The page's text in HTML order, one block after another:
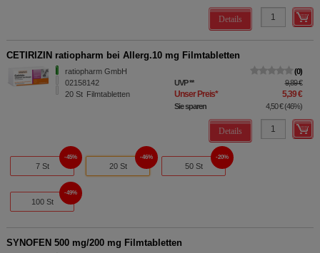
Details
CETIRIZIN ratiopharm bei Allerg.10 mg Filmtabletten
ratiopharm GmbH
02158142
20 St Filmtabletten
0
UVP** 9,89 €
Unser Preis* 5,39 €
Sie sparen 4,50 €(46%)
Details
7 St
45%
20 St
46%
50 St
20%
100 St
49%
SYNOFEN 500 mg/200 mg Filmtabletten